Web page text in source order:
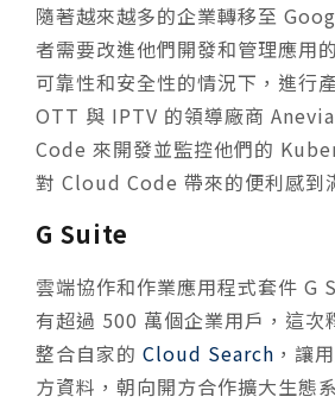
隨著越來越多的企業轉移至
者需要改進他們開發和管理應用
可靠性和安全性的情況下，進行
OTT 與 IPTV 的領導廠商
Code 來開發並監控他們的
對 Cloud Code 帶來的便利感到
G Suite
雲端協作和作業應用程式套件 G
有超過 500 萬個企業用戶，這次
整合自家的 Cloud Search ，讓
方資料，朝向開方合作擴大生態